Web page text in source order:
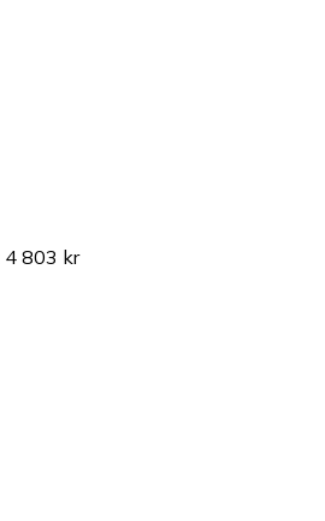
4 803 kr